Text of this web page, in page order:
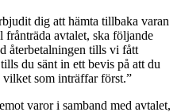
dig att hämta tillbaka varan
avtalet, ska följande
återbetalningen tills vi fått
du sänt in ett bevis på att du
vilket som inträffar först.”
varor i samband med avtalet,